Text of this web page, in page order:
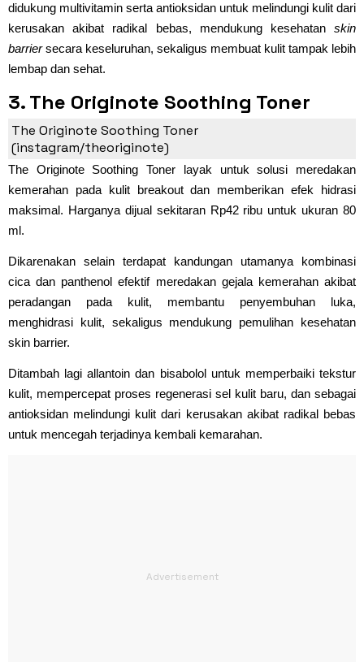
didukung multivitamin serta antioksidan untuk melindungi kulit dari
kerusakan akibat radikal bebas, mendukung kesehatan skin
barriersecara keseluruhan, sekaligus membuat kulit tampak lebih
lembap dan sehat.
3. The Originote Soothing Toner
(Rp42 Ribu)
The Originote Soothing Toner
(instagram/theoriginote)
The Originote Soothing Toner layak untuk solusi meredakan
kemerahan pada kulit breakout dan memberikan efek hidrasi
maksimal. Harganya dijual sekitaran Rp42 ribu untuk ukuran 80
ml.
Dikarenakan selain terdapat kandungan utamanya kombinasi
cica dan panthenol efektif meredakan gejala kemerahan akibat
peradangan pada kulit, membantu penyembuhan luka,
menghidrasi kulit, sekaligus mendukung pemulihan kesehatan
skin barrier.
Ditambah lagi allantoin dan bisabolol untuk memperbaiki tekstur
kulit, mempercepat proses regenerasi sel kulit baru, dan sebagai
antioksidan melindungi kulit dari kerusakan akibat radikal bebas
untuk mencegah terjadinya kembali kemarahan.